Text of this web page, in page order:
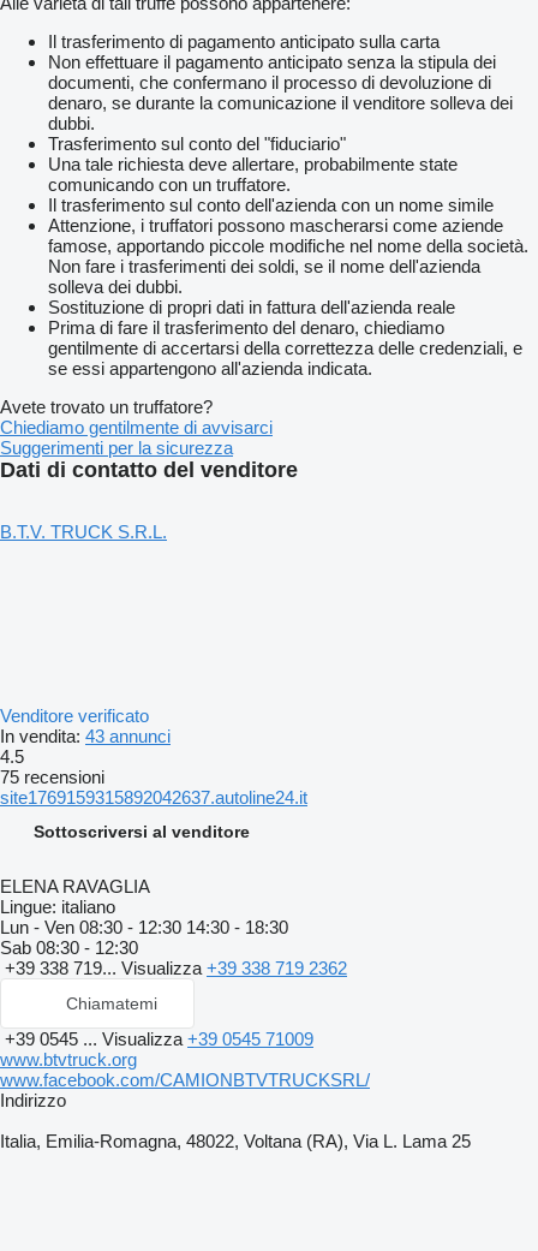
Il trasferimento di pagamento anticipato sulla carta
Non effettuare il pagamento anticipato senza la stipula dei
documenti, che confermano il processo di devoluzione di
denaro, se durante la comunicazione il venditore solleva dei
dubbi.
Trasferimento sul conto del "fiduciario"
Una tale richiesta deve allertare, probabilmente state
comunicando con un truffatore.
Il trasferimento sul conto dell'azienda con un nome simile
Attenzione, i truffatori possono mascherarsi come aziende
famose, apportando piccole modifiche nel nome della società.
Non fare i trasferimenti dei soldi, se il nome dell'azienda
solleva dei dubbi.
Sostituzione di propri dati in fattura dell'azienda reale
Prima di fare il trasferimento del denaro, chiediamo
gentilmente di accertarsi della correttezza delle credenziali, e
se essi appartengono all'azienda indicata.
Avete trovato un truffatore?
Chiediamo gentilmente di avvisarci
Suggerimenti per la sicurezza
Dati di contatto del venditore
B.T.V. TRUCK S.R.L.
Venditore verificato
In vendita: 43 annunci
4.5
75 recensioni
site1769159315892042637.autoline24.it
Sottoscriversi al venditore
ELENA RAVAGLIA
Lingue: italiano
Lun - Ven 08:30 - 12:30 14:30 - 18:30
Sab 08:30 - 12:30
+39 338 719... Visualizza +39 338 719 2362
Chiamatemi
+39 0545 ... Visualizza +39 0545 71009
www.btvtruck.org
www.facebook.com/CAMIONBTVTRUCKSRL/
Indirizzo
Italia, Emilia-Romagna, 48022, Voltana (RA), Via L. Lama 25